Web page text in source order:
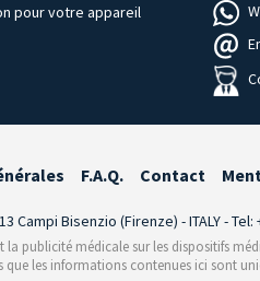
pour votre appareil
F.A.Q. Contact
Campi Bisenzio (Firenze) - ITALY -
publicité médicale sur les dispositifs
les informations contenues ici sont